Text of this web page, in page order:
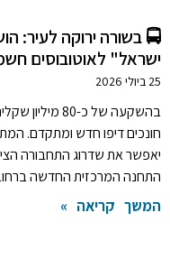
🚍 בשורה ירוקה לעיר:
ישראל" לאוטובוסים
25 ביולי 2026
בהשקעה של כ-
יאפשר את שדרוג התחבורה
התחנה המרכזית החדשה
המשך קריאה »